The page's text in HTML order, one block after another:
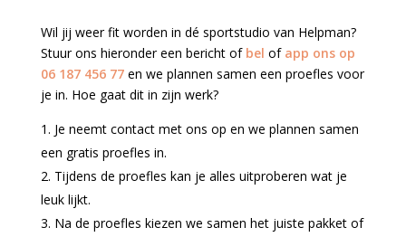
Wil jij weer fit worden in dé sportstudio van Helpman?
Stuur ons hieronder een bericht of bel of app ons op
06 187 456 77en we plannen samen een proefles voor
je in. Hoe gaat dit in zijn werk?
Je neemt contact met ons op en we plannen samen
een gratis proefles in.
Tijdens de proefles kan je alles uitproberen wat je
leuk lijkt.
Na de proefles kiezen we samen het juiste pakket of